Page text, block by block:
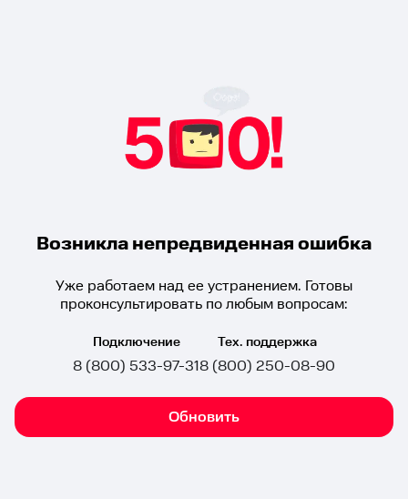
Возникла непредвиденная ошибка
Уже работаем над ее устранением. Готовы
проконсультировать по любым вопросам:
Подключение
8 (800) 533-97-31
Тех. поддержка
8 (800) 250-08-90
Обновить